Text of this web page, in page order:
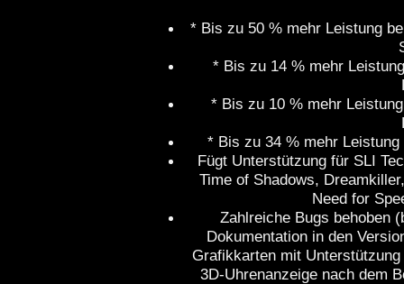
* Bis zu 50 % mehr Leistung
* Bis zu 14 % mehr
* Bis zu 10 % mehr
* Bis zu 34 % mehr
Fügt Unterstützung für SLI
Time of Shadows,
Need for
Zahlreiche Bugs behoben
Dokumentation in den
Grafikkarten mit
3D-Uhrenanzeige nach dem